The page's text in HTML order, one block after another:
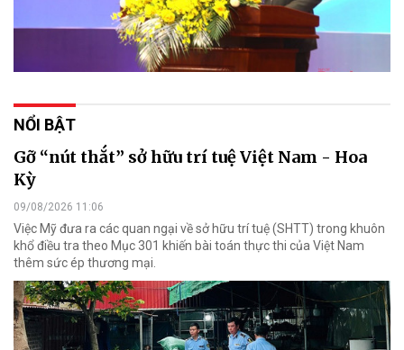
NỔI BẬT
Gỡ “nút thắt” sở hữu trí tuệ Việt Nam - Hoa
Kỳ
09/08/2026 11:06
Việc Mỹ đưa ra các quan ngại về sở hữu trí tuệ (SHTT) trong khuôn
khổ điều tra theo Mục 301 khiến bài toán thực thi của Việt Nam
thêm sức ép thương mại.